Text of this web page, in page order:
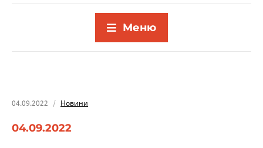
Меню
04.09.2022 Новини
04.09.2022